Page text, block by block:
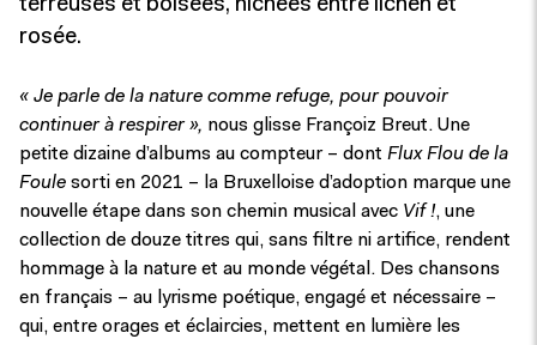
terreuses et boisées, nichées entre lichen et
rosée.
« Je parle de la nature comme refuge, pour pouvoir
continuer à respirer », nous glisse Françoiz Breut. Une
petite dizaine d’albums au compteur – dont Flux Flou de la
Foule sorti en 2021 – la Bruxelloise d’adoption marque une
nouvelle étape dans son chemin musical avec Vif !, une
collection de douze titres qui, sans filtre ni artifice, rendent
hommage à la nature et au monde végétal. Des chansons
en français – au lyrisme poétique, engagé et nécessaire –
qui, entre orages et éclaircies, mettent en lumière les